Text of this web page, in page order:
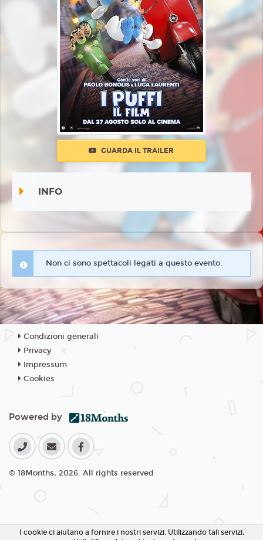
GUARDA IL TRAILER
INFO
Non ci sono spettacoli legati a questo evento.
Condizioni generali
Privacy
Impressum
Cookies
Powered by
© 18Months, 2026. All rights reserved
I cookie ci aiutano a fornire i nostri servizi. Utilizzando tali servizi,